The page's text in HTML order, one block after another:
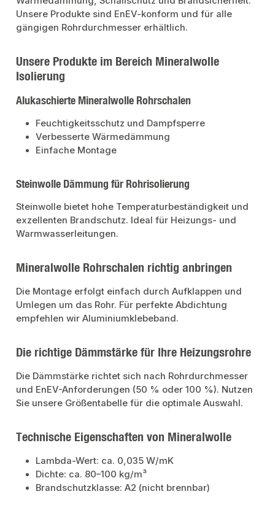
Unsere Produkte sind EnEV-konform und für alle
gängigen Rohrdurchmesser erhältlich.
Unsere Produkte im Bereich Mineralwolle
Isolierung
Alukaschierte Mineralwolle Rohrschalen
Feuchtigkeitsschutz und Dampfsperre
Verbesserte Wärmedämmung
Einfache Montage
Steinwolle Dämmung für Rohrisolierung
Steinwolle bietet hohe Temperaturbeständigkeit und
exzellenten Brandschutz. Ideal für Heizungs- und
Warmwasserleitungen.
Mineralwolle Rohrschalen richtig anbringen
Die Montage erfolgt einfach durch Aufklappen und
Umlegen um das Rohr. Für perfekte Abdichtung
empfehlen wir Aluminiumklebeband.
Die richtige Dämmstärke für Ihre Heizungsrohre
Die Dämmstärke richtet sich nach Rohrdurchmesser
und EnEV-Anforderungen (50 % oder 100 %). Nutzen
Sie unsere Größentabelle für die optimale Auswahl.
Technische Eigenschaften von Mineralwolle
Lambda-Wert: ca. 0,035 W/mK
Dichte: ca. 80–100 kg/m³
Brandschutzklasse: A2 (nicht brennbar)